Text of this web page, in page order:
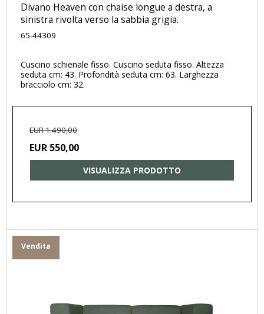
Divano Heaven con chaise longue a destra, a
sinistra rivolta verso la sabbia grigia.
65-44309
Cuscino schienale fisso. Cuscino seduta fisso. Altezza
seduta cm: 43. Profondità seduta cm: 63. Larghezza
bracciolo cm: 32.
EUR 1.490,00
EUR 550,00
VISUALIZZA PRODOTTO
Vendita